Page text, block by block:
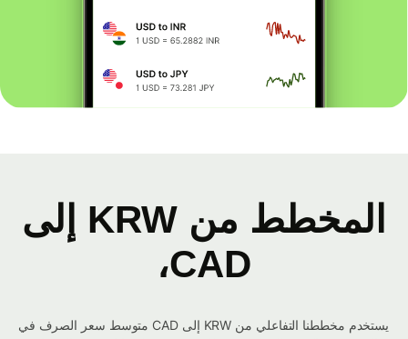
المخطط من KRW إلى
CAD،
يستخدم مخططنا التفاعلي من KRW إلى CAD متوسط ​​سعر الصرف في